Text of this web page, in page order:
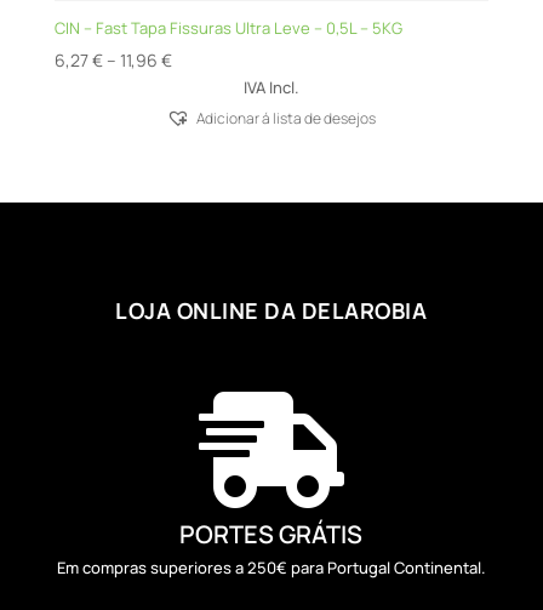
CIN – Fast Tapa Fissuras Ultra Leve – 0,5L – 5KG
6,27€ – 11,96 €Price
6,27 €
IVA Incl.
Adicionar á lista de desejos
LOJA ONLINE DA DELAROBIA

PORTES GRÁTIS
Em compras superiores a 250€ para Portugal Continental.